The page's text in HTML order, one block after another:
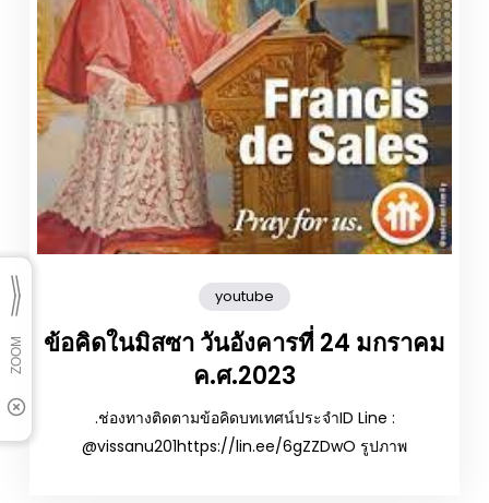
youtube
ข้อคิดในมิสซา วันอังคารที่ 24 มกราคม
ค.ศ.2023
.ช่องทางติดตามข้อคิดบทเทศน์ประจำID Line :
@vissanu201https://lin.ee/6gZZDwO รูปภาพ